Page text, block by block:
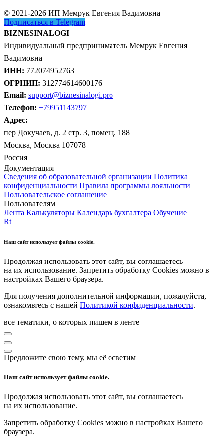
© 2021-2026 ИП Мемрук Евгения Вадимовна
Подписаться в Telegram
BIZNESINALOGI
Индивидуальный предприниматель Мемрук Евгения
Вадимовна
ИНН: 772074952763
ОГРНИП: 312774614600176
Email: support@biznesinalogi.pro
Телефон: +79951143797
Адрес:
пер Докучаев, д. 2 стр. 3, помещ. 188
Москва, Москва 107078
Россия
Документация
Сведения об образовательной организации Политика
конфиденциальности Правила программы лояльности
Пользовательское соглашение
Пользователям
Лента Калькуляторы Календарь бухгалтера Обучение
Rt
Наш сайт использует файлы cookie.
Продолжая использовать этот сайт, вы соглашаетесь
на их использование. Запретить обработку Cookies можно в
настройках Вашего браузера.
Для получения дополнительной информации, пожалуйста,
ознакомьтесь с нашей Политикой конфиденциальности.
все тематики, о которых пишем в ленте
Предложите свою тему, мы её осветим
Наш сайт использует файлы cookie.
Продолжая использовать этот сайт, вы соглашаетесь
на их использование.
Запретить обработку Cookies можно в настройках Вашего
браузера.